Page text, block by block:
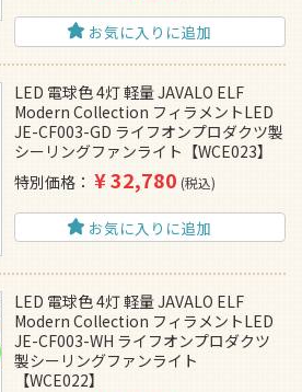
お気に入りに追加
LED 電球色 4灯 軽量 JAVALO ELF
Modern Collection フィラメントLED
JE-CF003-GD ライフオンプロダクツ製
シーリングファンライト【WCE023】
特別価格
¥32,780 税込
お気に入りに追加
LED 電球色 4灯 軽量 JAVALO ELF
Modern Collection フィラメントLED
JE-CF003-WH ライフオンプロダクツ
製シーリングファンライト
【WCE022】